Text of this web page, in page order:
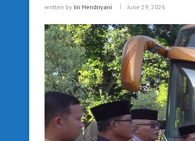
written by Iin Hendriyani June 29, 2026